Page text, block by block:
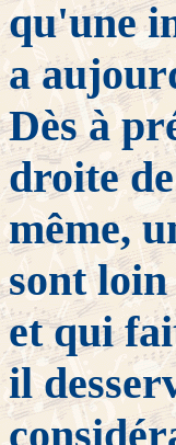
qu'une
a
Dès à
droite
même,
sont loin
et qui
il